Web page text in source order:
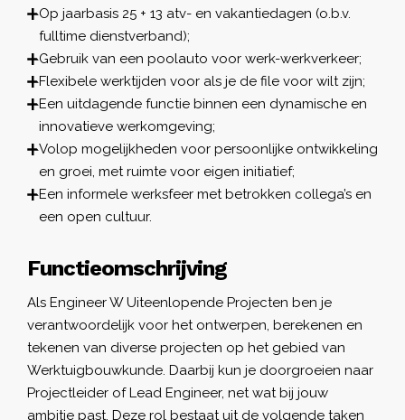
Op jaarbasis 25 + 13 atv- en vakantiedagen (o.b.v.
fulltime dienstverband);
Gebruik van een poolauto voor werk-werkverkeer;
Flexibele werktijden voor als je de file voor wilt zijn;
Een uitdagende functie binnen een dynamische en
innovatieve werkomgeving;
Volop mogelijkheden voor persoonlijke ontwikkeling
en groei, met ruimte voor eigen initiatief;
Een informele werksfeer met betrokken collega’s en
een open cultuur.
Functieomschrijving
Als Engineer W Uiteenlopende Projecten ben je
verantwoordelijk voor het ontwerpen, berekenen en
tekenen van diverse projecten op het gebied van
Werktuigbouwkunde. Daarbij kun je doorgroeien naar
Projectleider of Lead Engineer, net wat bij jouw
ambitie past. Deze rol bestaat uit de volgende taken